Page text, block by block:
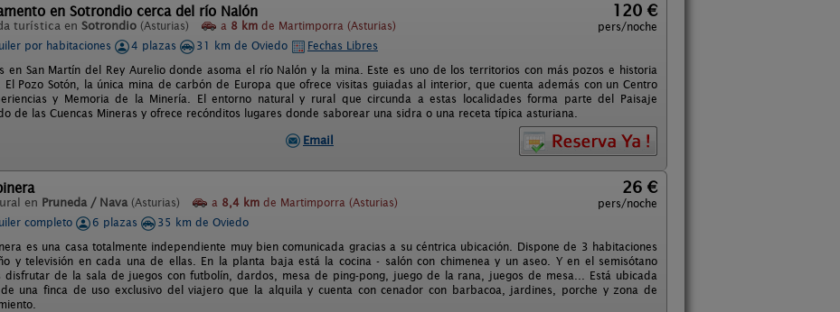
en Sotrondio cerca del río Nalón
turística en Sotrondio (Asturias) a 8 km de Martimporra (Asturias)
120 €
pers/noche
por habitaciones
4 plazas 31 km de Oviedo
Fechas Libres
en San Martín del Rey Aurelio donde asoma el río Nalón y la mina. Este es uno de los territorios con más pozos e historia
El Pozo Sotón, la única mina de carbón de Europa que ofrece visitas guiadas al interior, que cuenta además con un Centro
y Memoria de la Minería. El entorno natural y rural que circunda a estas localidades forma parte del Paisaje
de las Cuencas Mineras y ofrece recónditos lugares donde saborear una sidra o una receta típica asturiana.
Email
en Pruneda / Nava (Asturias) a 8,4 km de Martimporra (Asturias)
26 €
pers/noche
completo
6 plazas
35 km de Oviedo
es una casa totalmente independiente muy bien comunicada gracias a su céntrica ubicación. Dispone de 3 habitaciones
y televisión en cada una de ellas. En la planta baja está la cocina - salón con chimenea y un aseo. Y en el semisótano
disfrutar de la sala de juegos con futbolín, dardos, mesa de ping-pong, juego de la rana, juegos de mesa... Está ubicada
una finca de uso exclusivo del viajero que la alquila y cuenta con cenador con barbacoa, jardines, porche y zona de